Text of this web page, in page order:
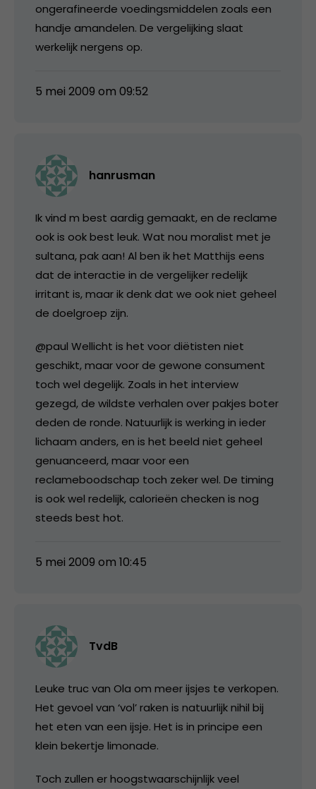
ongerafineerde voedingsmiddelen zoals een
handje amandelen. De vergelijking slaat
werkelijk nergens op.
5 mei 2009 om 09:52
hanrusman
Ik vind m best aardig gemaakt, en de reclame
ook is ook best leuk. Wat nou moralist met je
sultana, pak aan! Al ben ik het Matthijs eens
dat de interactie in de vergelijker redelijk
irritant is, maar ik denk dat we ook niet geheel
de doelgroep zijn.
@paul Wellicht is het voor diëtisten niet
geschikt, maar voor de gewone consument
toch wel degelijk. Zoals in het interview
gezegd, de wildste verhalen over pakjes boter
deden de ronde. Natuurlijk is werking in ieder
lichaam anders, en is het beeld niet geheel
genuanceerd, maar voor een
reclameboodschap toch zeker wel. De timing
is ook wel redelijk, calorieën checken is nog
steeds best hot.
5 mei 2009 om 10:45
TvdB
Leuke truc van Ola om meer ijsjes te verkopen.
Het gevoel van ‘vol’ raken is natuurlijk nihil bij
het eten van een ijsje. Het is in principe een
klein bekertje limonade.
Toch zullen er hoogstwaarschijnlijk veel